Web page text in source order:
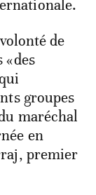
de
«des
groupes
maréchal
en
premier